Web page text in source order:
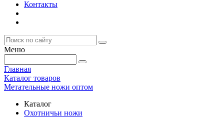
Контакты
Меню
Главная
Каталог товаров
Метательные ножи оптом
Каталог
Охотничьи ножи